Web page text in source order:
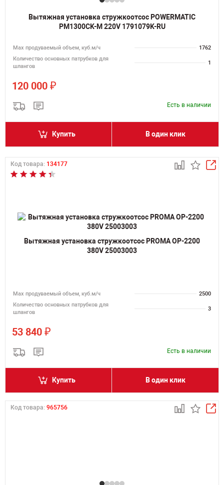
Вытяжная установка стружкоотсос POWERMATIC
PM1300CK-M 220V 1791079K-RU
Мах продуваемый объем, куб.м/ч
1762
Количество основных патрубков для
шлангов
1
120 000 ₽
Есть в наличии
Купить В один клик
Код товара: 134177
Вытяжная установка стружкоотсос PROMA OP-2200
380V 25003003
Мах продуваемый объем, куб.м/ч
2500
Количество основных патрубков для
шлангов
3
53 840 ₽
Есть в наличии
Купить В один клик
Код товара: 965756